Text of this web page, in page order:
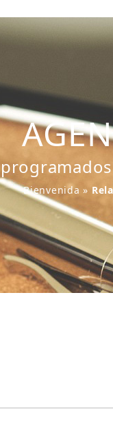
Bienvenida »